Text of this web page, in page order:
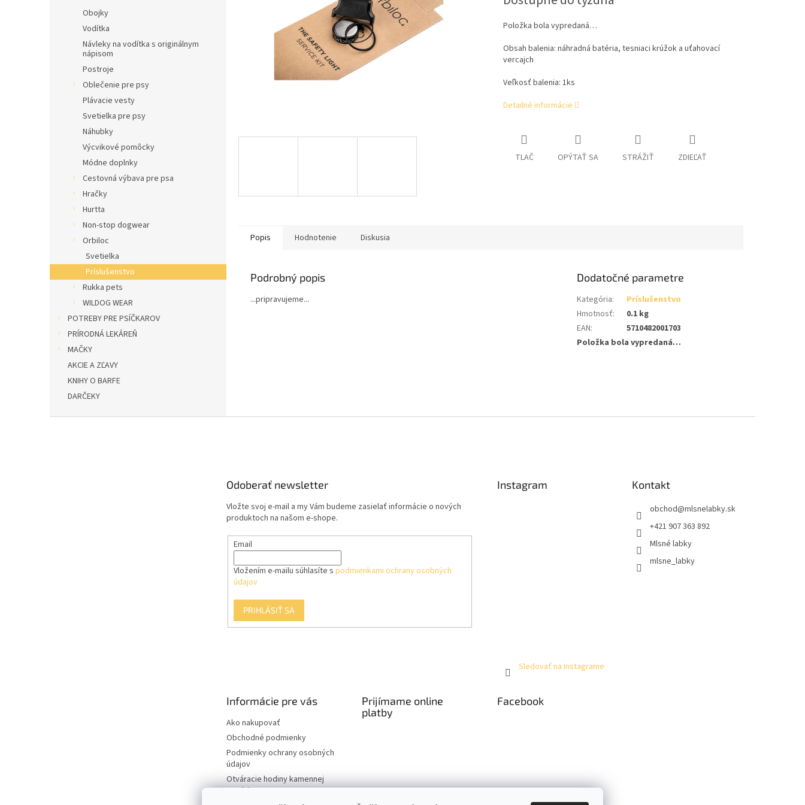
Obojky
Vodítka
Návleky na vodítka s originálnym
nápisom
Postroje
Oblečenie pre psy
Plávacie vesty
Svetielka pre psy
Náhubky
Výcvikové pomôcky
Módne doplnky
Cestovná výbava pre psa
Hračky
Hurtta
Non-stop dogwear
Orbiloc
Svetielka
Príslušenstvo
Rukka pets
WILDOG WEAR
POTREBY PRE PSÍČKAROV
PRÍRODNÁ LEKÁREŇ
MAČKY
AKCIE A ZĽAVY
KNIHY O BARFE
DARČEKY
Položka bola vypredaná…
Obsah balenia: náhradná batéria, tesniaci krúžok a uťahovací
vercajch
Veľkosť balenia: 1ks
Detailné informácie
TLAČ OPÝTAŤ SA STRÁŽIŤ ZDIEĽAŤ
Popis Hodnotenie Diskusia
Podrobný popis
...pripravujeme...
Dodatočné parametre
Kategória:
Príslušenstvo
Hmotnosť:
0.1 kg
EAN:
5710482001703
Položka bola vypredaná…
Odoberať newsletter
Vložte svoj e-mail a my Vám budeme zasielať informácie o nových
produktoch na našom e-shope.
Email
Vložením e-mailu súhlasíte s podmienkami ochrany osobných
údajov
PRIHLÁSIŤ SA
Instagram
Sledovať na Instagrame
Kontakt
obchod@mlsnelabky.sk
+421 907 363 892
Mlsné labky
mlsne_labky
Informácie pre vás
Ako nakupovať
Obchodné podmienky
Podmienky ochrany osobných
údajov
Otváracie hodiny kamennej
predajne
Prijímame online
platby
Facebook